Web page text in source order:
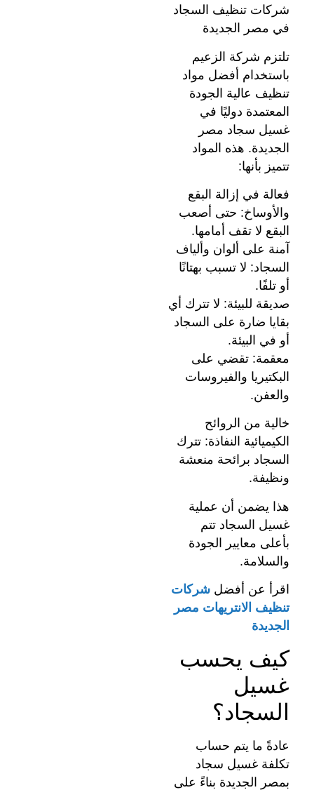
شركات تنظيف السجاد
في مصر الجديدة
تلتزم شركة الزعيم
باستخدام أفضل مواد
تنظيف عالية الجودة
المعتمدة دوليًا في
غسيل سجاد مصر
الجديدة. هذه المواد
تتميز بأنها:
فعالة في إزالة البقع
والأوساخ: حتى أصعب
البقع لا تقف أمامها.
آمنة على ألوان وألياف
السجاد: لا تسبب بهتانًا
أو تلفًا.
صديقة للبيئة: لا تترك أي
بقايا ضارة على السجاد
أو في البيئة.
معقمة: تقضي على
البكتيريا والفيروسات
والعفن.
خالية من الروائح
الكيميائية النفاذة: تترك
السجاد برائحة منعشة
ونظيفة.
هذا يضمن أن عملية
غسيل السجاد تتم
بأعلى معايير الجودة
والسلامة.
اقرأ عن أفضل شركات
تنظيف الانتريهات مصر
الجديدة
كيف يحسب
غسيل
السجاد؟
عادةً ما يتم حساب
تكلفة غسيل سجاد
بمصر الجديدة بناءً على